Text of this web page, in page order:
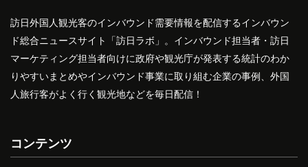
訪日外国人観光客のインバウンド需要情報を配信するインバウン
ド総合ニュースサイト「訪日ラボ」。インバウンド担当者・訪日
マーケティング担当者向けに政府や観光庁が発表する統計のわか
りやすいまとめやインバウンド事業に取り組む企業の事例、外国
人旅行客がよく行く観光地などを毎日配信！
コンテンツ